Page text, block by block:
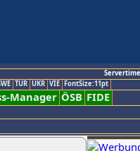
Servertime
TUR UKR VIE FontSize:11pt
Manager ÖSB FIDE